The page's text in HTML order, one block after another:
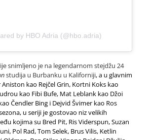
by HBO Adria (@hbo.adria)
snimljeno je na legendarnom stejdžu 24
studija u Burbanku u Kaliforniji, a u glavnim
kao Rejčel Grin, Kortni Koks kao
kao Fibi Bufe, Mat Leblank kao Džoi
Čendler Bing i Dejvid Švimer kao Ros
u seriji je gostovao niz velikih
kojima su Bred Pit, Ris Viderspun, Suzan
Pol Rad, Tom Selek, Brus Vilis, Ketlin